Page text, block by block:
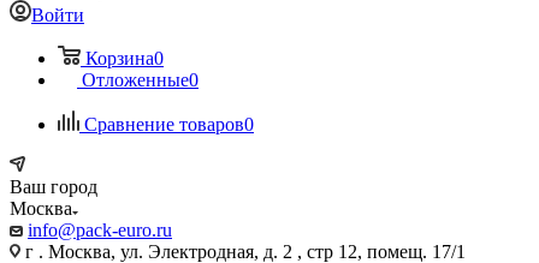
Войти
Корзина0
Отложенные0
Сравнение товаров0
Ваш город
Москва
info@pack-euro.ru
г . Москва, ул. Электродная, д. 2 , стр 12, помещ. 17/1